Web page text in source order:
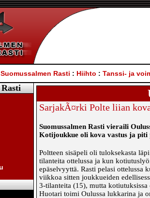
Suomussalmen Rasti : Hiihto : Tanssi- ja
SarjakÃ¤rki Polte liian
Suomussalmen Rasti vieraili
Kotijoukkue oli kova vastus ja piti
Poltteen sisäpeli oli tuloksekasta
tilanteita ottelussa ja kun
epäselvyyttä. Rasti pelasi ottelussa
viikkoa sitten joukkueiden
3-tilanteita (15), mutta
Huotari toimi Oulussa lukkarina ja